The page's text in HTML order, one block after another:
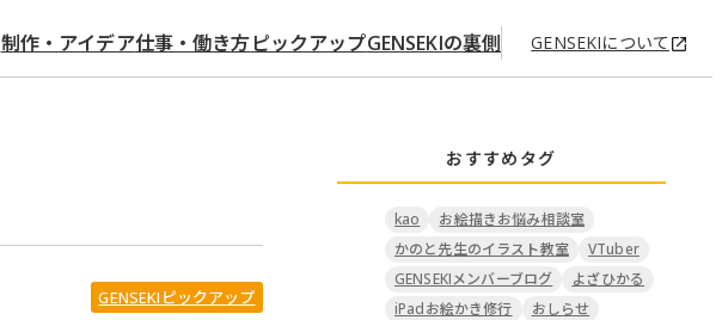
制作・アイデア仕事・働き方ピックアップGENSEKIの裏側 GENSEKIについて
GENSEKIピックアップ
おすすめタグ
kao
お絵描きお悩み相談室
かのと先生のイラスト教室
VTuber
GENSEKIメンバーブログ
よざひかる
iPadお絵かき修行
おしらせ